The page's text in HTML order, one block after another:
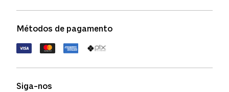
Política de garantia
FAQs
Política de devolução
Termos de uso
Métodos de pagamento
Siga-nos